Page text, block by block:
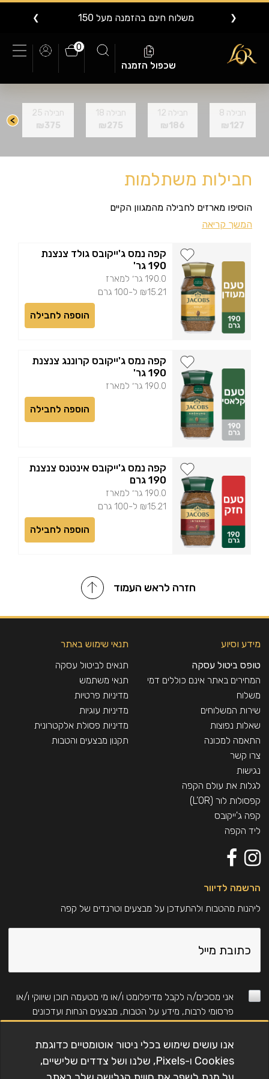
משלוח בין 1-10 ימי עסקים
שכפול הזמנה
0
חבילה 8
₪127
חבילה 12
₪186
חבילה 18
₪275
חבילה 25
₪375
חבילות משתלמות
הוסיפו מארזים לחבילה מהמגוון הקיים
המשך קריאה
קפה נמס ג'ייקובס גולד צנצנת
190 גר'
190.0 גר׳ למארז
₪15.21 ל-100 גרם
הוספה לחבילה
קפה נמס ג'ייקובס קרוננג צנצנת
190 גר'
190.0 גר׳ למארז
הוספה לחבילה
קפה נמס ג'ייקובס אינטנס צנצנת
190 גרם
190.0 גר׳ למארז
₪15.21 ל-100 גרם
הוספה לחבילה
חזרה לראש העמוד
מידע וסיוע
טופס ביטול עסקה
המחירים באתר אינם כוללים דמי
משלוח
שירות המשלוחים
שאלות נפוצות
התאמה למכונה
צרו קשר
נגישות
לגלות את עולם הקפה
קפסולות לור (L’OR)
קפה ג'ייקובס
ליד הקפה
תנאי שימוש באתר
תנאים לביטול עסקה
תנאי משתמש
מדיניות פרטיות
מדיניות עוגיות
מדיניות פסולת אלקטרונית
תקנון מבצעים והטבות
הרשמה לדיוור
ליהנות מהטבות ולהתעדכן על מבצעים וטרנדים של קפה
אני מסכים/ה לקבל מדיפלומט ו/או מי מטעמה תוכן שיווקי ו/או
פרסומי לרבות, מידע על הטבות, מבצעים הנחות ועדכונים
באמצעים טכנולוגים (כגון: דוא"ל, SMS, WhatsApp, חיוג
אוטומטי ועוד). למידע על אופן השימוש במידע ראו אתמדיניות
הפרטיות
. (לנרשמים חדשים בלבד, ללא כפל מבצעים
אנו עושים שימוש בכלי ניטור אוטומטיים כדוגמת
Cookies ו-Pixels, שלנו ושל צדדים שלישיים,